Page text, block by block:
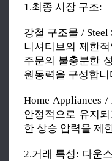
1.최종 시장 구조:
강철 구조물 /
니셔티브의 제한
주문의 불충분한
원동력을 구성합니
Home Appliances
안정적으로 유지
한 상승 압력을 제
2.거래 특성: 다운